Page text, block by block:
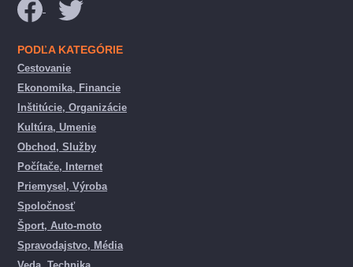
PODĽA KATEGÓRIE
Cestovanie
Ekonomika, Financie
Inštitúcie, Organizácie
Kultúra, Umenie
Obchod, Služby
Počítače, Internet
Priemysel, Výroba
Spoločnosť
Šport, Auto-moto
Spravodajstvo, Média